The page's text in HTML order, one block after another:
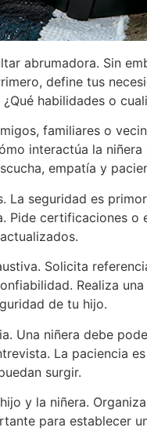
abrumadora. Sin
define tus
habilidades o
familiares o
interactúa la
empatía y
seguridad es
Pide certificaciones
actualizados.
Solicita
Realiza
de tu hijo.
Una niñera debe
La paciencia
surgir.
y la niñera.
para establecer